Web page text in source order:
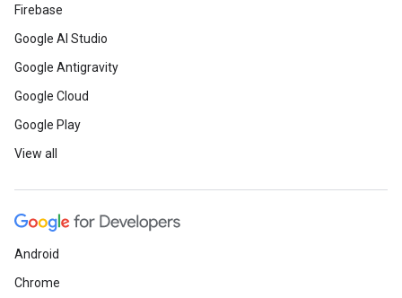
Firebase
Google AI Studio
Google Antigravity
Google Cloud
Google Play
View all
Android
Chrome